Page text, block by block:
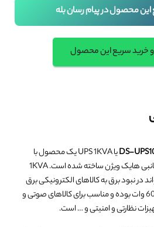
محصول در پیام رسان بله
خرید سریع این محصول
یا UPS 1KVA یک محصول با
کیفیت فوق العاده جزو لوازم جانبی هایک ویژن ساخته شده است. 1KVA
در نبود برق به کالاهای الکترونیکی برق
رسانی کند. توان این محصول 600 وات بوده و مناسب برای کالاهای صوتی و
نظارتی و امنیتی و … است.